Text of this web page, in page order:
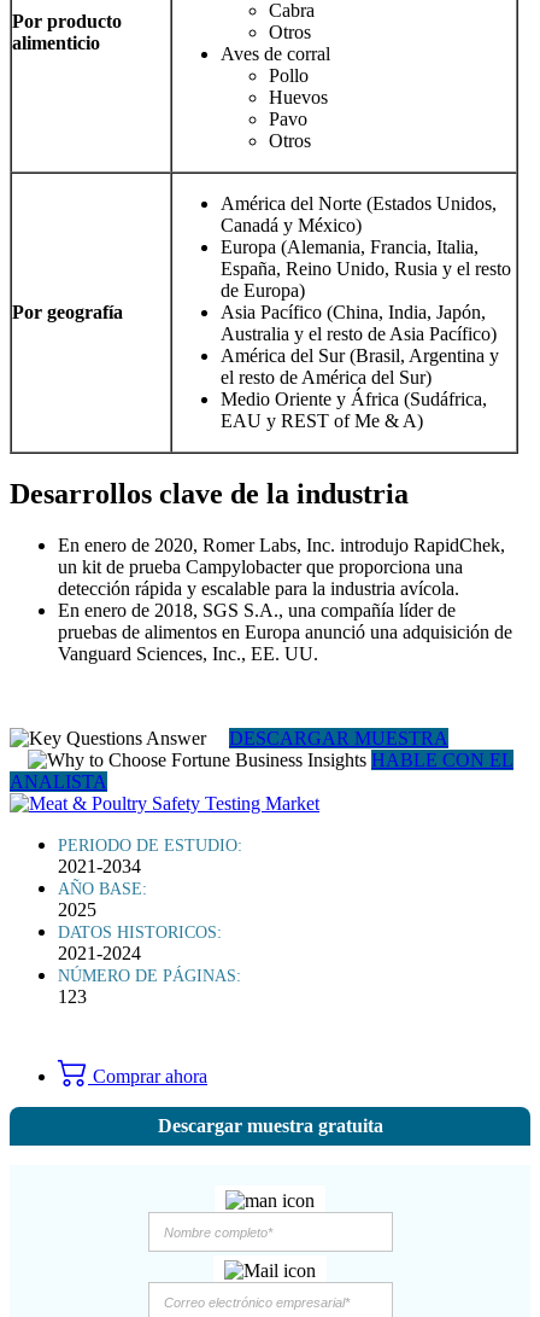
Por producto
alimenticio
Cabra
Otros
Aves de corral
Pollo
Huevos
Pavo
Otros
Por geografía
América del Norte (Estados Unidos,
Canadá y México)
Europa (Alemania, Francia, Italia,
España, Reino Unido, Rusia y el resto
de Europa)
Asia Pacífico (China, India, Japón,
Australia y el resto de Asia Pacífico)
América del Sur (Brasil, Argentina y
el resto de América del Sur)
Medio Oriente y África (Sudáfrica,
EAU y REST of Me & A)
Desarrollos clave de la industria
En enero de 2020, Romer Labs, Inc. introdujo RapidChek,
un kit de prueba Campylobacter que proporciona una
detección rápida y escalable para la industria avícola.
En enero de 2018, SGS S.A., una compañía líder de
pruebas de alimentos en Europa anunció una adquisición de
Vanguard Sciences, Inc., EE. UU.
DESCARGAR MUESTRA
HABLE CON EL
ANALISTA
PERIODO DE ESTUDIO:
2021-2034
AÑO BASE:
2025
DATOS HISTORICOS:
2021-2024
NÚMERO DE PÁGINAS:
123
Comprar ahora
Descargar muestra gratuita